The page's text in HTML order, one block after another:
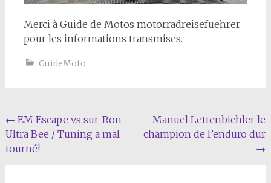
Merci à Guide de Motos motorradreisefuehrer
pour les informations transmises.
GuideMoto
Navigation
de
← EM Escape vs sur-Ron
Ultra Bee / Tuning a mal
tourné!
Manuel Lettenbichler le
champion de l’enduro dur
→